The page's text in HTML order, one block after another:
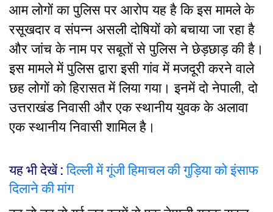
आम लोगों का पुलिस पर आरोप यह है कि इस मामले के
रसूखदार व संपन्न असली दोषियों को बचाया जा रहा है
और जांच के नाम पर सबूतों से पुलिस ने छेड़छाड़ की है।
इस मामले में पुलिस द्वारा इसी गांव में मजदूरी करने वाले
छह लोगों को हिरासत में लिया गया। इनमें दो नेपाली, दो
उत्तराखंड निवासी और एक स्थानीय युवक के अलावा
एक स्थानीय निवासी शामिल है।
यह भी देखें :दिल्ली में गूंजी हिमाचल की गुड़िया को इंसाफ
दिलाने की मांग